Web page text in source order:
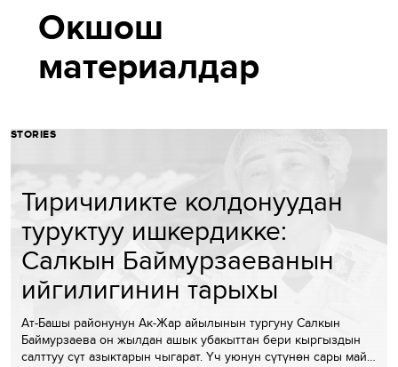
Окшош
материалдар
STORIES
Тиричиликте колдонуудан
туруктуу ишкердикке:
Салкын Баймурзаеванын
ийгилигинин тарыхы
Ат-Башы районунун Ак-Жар айылынын тургуну Салкын
Баймурзаева он жылдан ашык убакыттан бери кыргыздын
салттуу сүт азыктарын чыгарат. Үч уюнун сүтүнөн сары май…